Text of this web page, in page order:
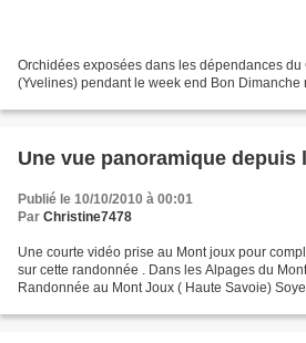
Orchidées exposées dans les dépendances
(Yvelines) pendant le week end Bon Dimanche
Une vue panoramique depuis
Publié le 10/10/2010 à 00:01
Par Christine7478
Une courte vidéo prise au Mont joux pour
sur cette randonnée . Dans les Alpages du
Randonnée au Mont Joux ( Haute Savoie)